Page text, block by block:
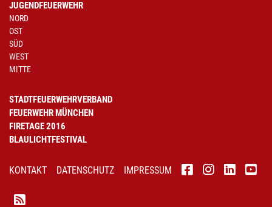
JUGENDFEUERWEHR
NORD
OST
SÜD
WEST
MITTE
STADTFEUERWEHRVERBAND
FEUERWEHR MÜNCHEN
FIRETAGE 2016
BLAULICHTFESTIVAL
KONTAKT DATENSCHUTZ IMPRESSUM